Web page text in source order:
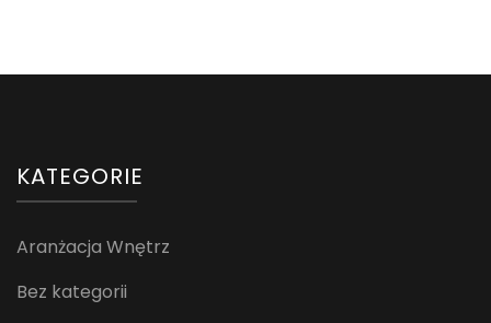
KATEGORIE
Aranżacja Wnętrz
Bez kategorii